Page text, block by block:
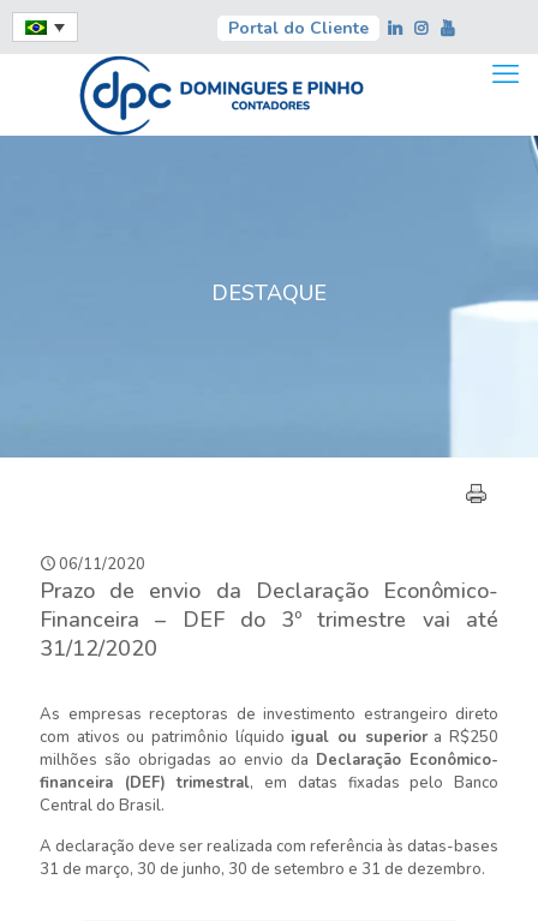
Portal do Cliente
DESTAQUE
06/11/2020
Prazo de envio da Declaração Econômico-
Financeira – DEF do 3º trimestre vai até
31/12/2020
As empresas receptoras de investimento estrangeiro direto
com ativos ou patrimônio líquido igual ou superiora R$250
milhões são obrigadas ao envio da Declaração Econômico-
financeira (DEF) trimestral, em datas fixadas pelo Banco
Central do Brasil.
A declaração deve ser realizada com referência às datas-bases
31 de março, 30 de junho, 30 de setembro e 31 de dezembro.